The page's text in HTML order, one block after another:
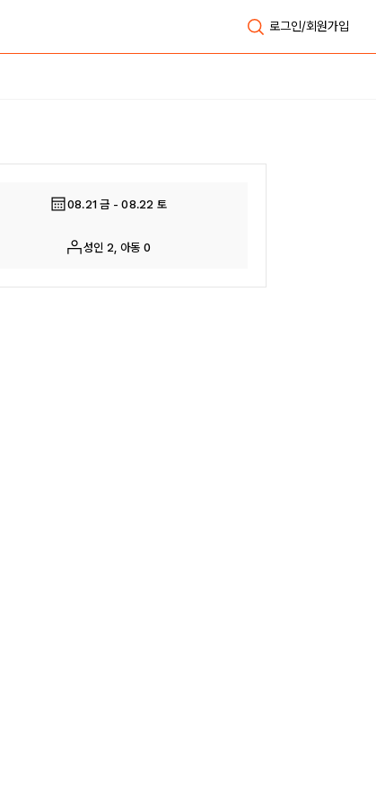
로그인/회원가입
08.21 금 - 08.22 토
성인 2, 아동 0